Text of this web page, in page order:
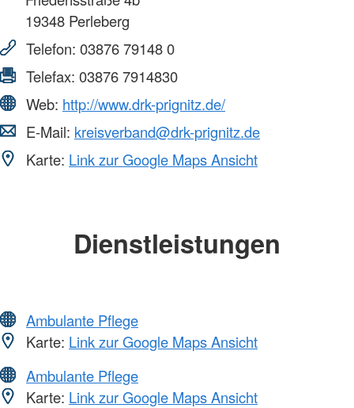
19348 Perleberg
Telefon: 03876 79148 0
Telefax: 03876 7914830
Web: http://www.drk-prignitz.de/
E-Mail: kreisverband@drk-prignitz.de
Karte: Link zur Google Maps Ansicht
Dienstleistungen
Ambulante Pflege
Karte: Link zur Google Maps Ansicht
Ambulante Pflege
Karte: Link zur Google Maps Ansicht